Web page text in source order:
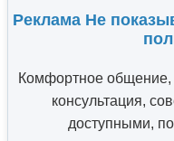
Реклама Не
Комфортное общение,
консультация,
доступными,